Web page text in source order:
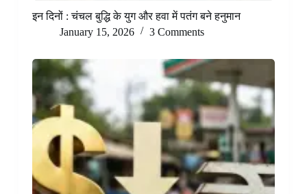
इन दिनों : चंचल बुद्धि के युग और हवा में पतंग बने हनुमान
January 15, 2026
3 Comments